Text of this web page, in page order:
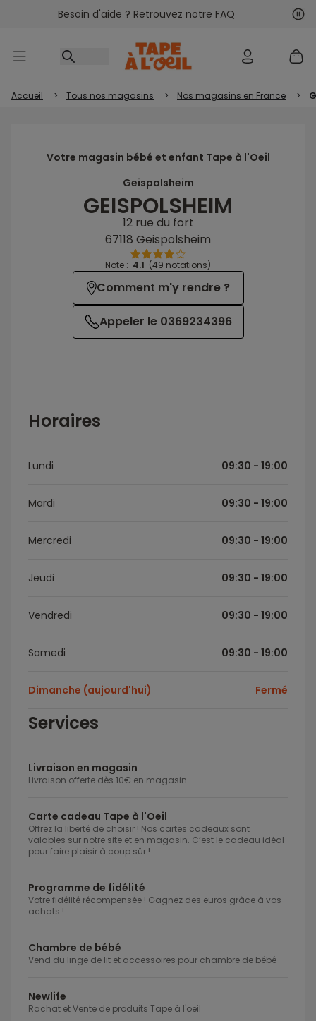
Accéder au contenu
Besoin d'aide ? Retrouvez notre FAQ
Accueil > Tous nos magasins > Nos magasins en France >
Votre magasin bébé et enfant Tape à l'Oeil
Geispolsheim
GEISPOLSHEIM
12 rue du fort
67118 Geispolsheim
Note : 4.1 (49 notations)
Comment m'y rendre ?
Appeler le 0369234396
Horaires
Lundi 09:30 - 19:00
Mardi 09:30 - 19:00
Mercredi 09:30 - 19:00
Jeudi 09:30 - 19:00
Vendredi 09:30 - 19:00
Samedi 09:30 - 19:00
Dimanche (aujourd'hui) Fermé
Services
Livraison en magasin
Livraison offerte dès 10€ en magasin
Carte cadeau Tape à l'Oeil
Offrez la liberté de choisir ! Nos cartes cadeaux sont
valables sur notre site et en magasin. C’est le cadeau idéal
pour faire plaisir à coup sûr !
Programme de fidélité
Votre fidélité récompensée ! Gagnez des euros grâce à vos
achats !
Chambre de bébé
Vend du linge de lit et accessoires pour chambre de bébé
Newlife
Rachat et Vente de produits Tape à l'oeil